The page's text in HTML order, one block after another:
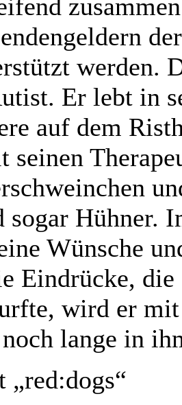
werden.
Er lebt in
auf dem
seinen
sogar Hühner.
Wünsche
Eindrücke,
wird er
lange in
„red:dogs“